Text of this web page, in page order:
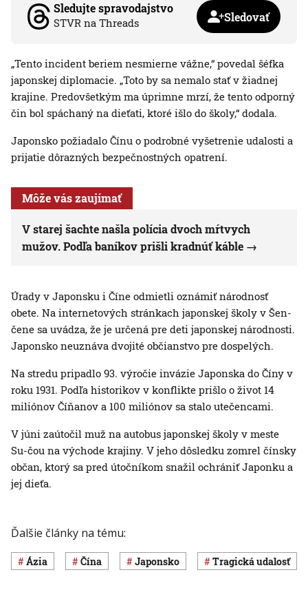
Sledujte spravodajstvo
STVR na Threads Sledovať
„Tento incident beriem nesmierne vážne,“ povedal šéfka
japonskej diplomacie. „Toto by sa nemalo stať v žiadnej
krajine. Predovšetkým ma úprimne mrzí, že tento odporný
čin bol spáchaný na dieťati, ktoré išlo do školy,“ dodala.
Japonsko požiadalo Čínu o podrobné vyšetrenie udalosti a
prijatie dôrazných bezpečnostných opatrení.
Môže vás zaujímať
V starej šachte našla polícia dvoch mŕtvych
mužov. Podľa baníkov prišli kradnúť káble
Úrady v Japonsku i Číne odmietli oznámiť národnosť
obete. Na internetových stránkach japonskej školy v Šen-
čene sa uvádza, že je určená pre deti japonskej národnosti.
Japonsko neuznáva dvojité občianstvo pre dospelých.
Na stredu pripadlo 93. výročie invázie Japonska do Číny v
roku 1931. Podľa historikov v konflikte prišlo o život 14
miliónov Číňanov a 100 miliónov sa stalo utečencami.
V júni zaútočil muž na autobus japonskej školy v meste
Su-čou na východe krajiny. V jeho dôsledku zomrel čínsky
občan, ktorý sa pred útočníkom snažil ochrániť Japonku a
jej dieťa.
Ďalšie články na tému:
Ázia Čína Japonsko Tragická udalosť